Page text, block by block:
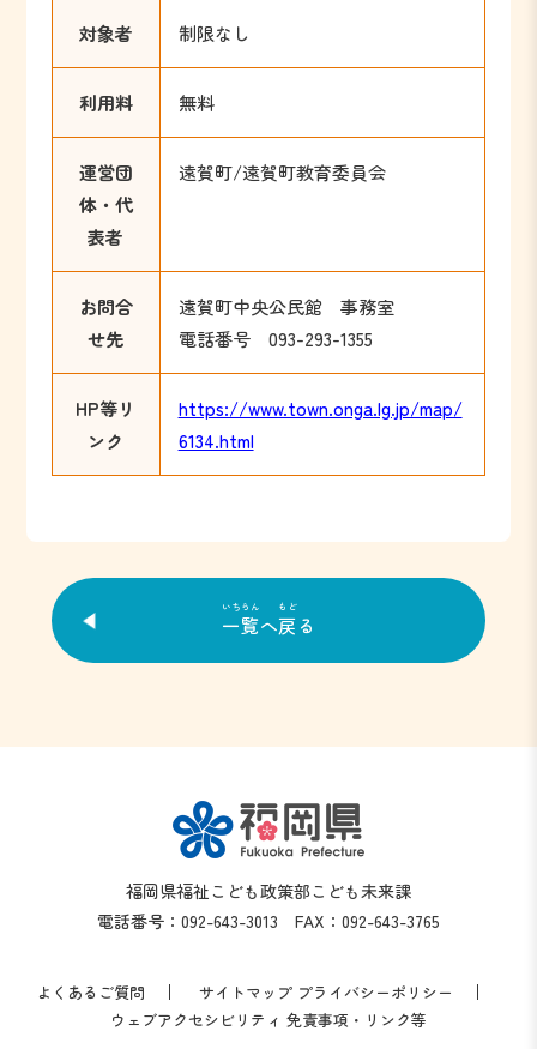
対象者 制限なし
利用料 無料
運営団
体・代
表者
遠賀町/遠賀町教育委員会
お問合
せ先
遠賀町中央公民館 事務室
電話番号 093-293-1355
HP等リ
ンク
https://www.town.onga.lg.jp/map/
6134.html
一覧
いちらん
へ戻
もど
る
福岡県福祉こども政策部こども未来課
電話番号：092-643-3013 FAX：092-643-3765
よくあるご質問 サイトマップ プライバシーポリシー
ウェブアクセシビリティ 免責事項・リンク等